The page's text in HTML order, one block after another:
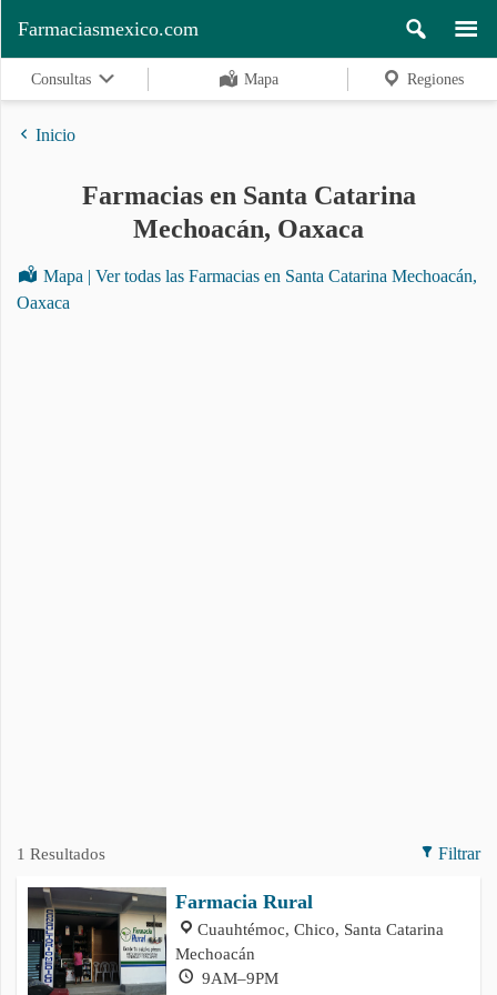
Farmaciasmexico.com
Consultas Mapa Regiones
Inicio
Farmacias en Santa Catarina
Mechoacán, Oaxaca
Mapa | Ver todas las Farmacias en Santa Catarina Mechoacán,
Oaxaca
Filtrar
1 Resultados
Farmacia Rural
Cuauhtémoc, Chico, Santa Catarina
Mechoacán
9AM–9PM